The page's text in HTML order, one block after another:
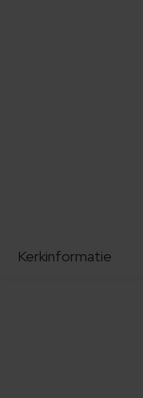
Kerkinformatie